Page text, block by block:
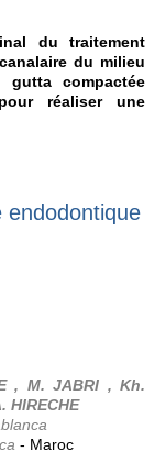
du traitement
du milieu
compactée
réaliser une
endodontique
, M. JABRI , Kh.
HIRECHE
- Maroc